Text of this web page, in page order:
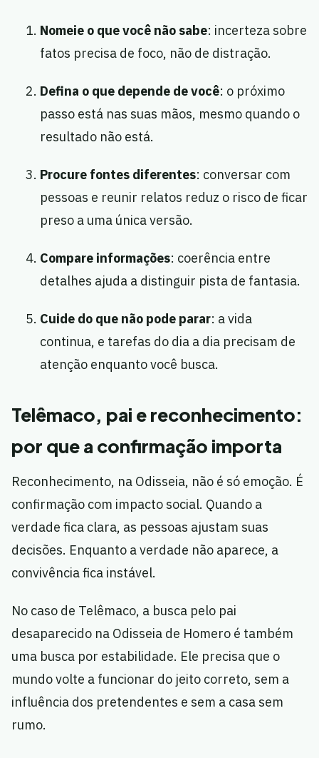
Nomeie o que você não sabe: incerteza sobre
fatos precisa de foco, não de distração.
Defina o que depende de você: o próximo
passo está nas suas mãos, mesmo quando o
resultado não está.
Procure fontes diferentes: conversar com
pessoas e reunir relatos reduz o risco de ficar
preso a uma única versão.
Compare informações: coerência entre
detalhes ajuda a distinguir pista de fantasia.
Cuide do que não pode parar: a vida
continua, e tarefas do dia a dia precisam de
atenção enquanto você busca.
Telêmaco, pai e reconhecimento:
por que a confirmação importa
Reconhecimento, na Odisseia, não é só emoção. É
confirmação com impacto social. Quando a
verdade fica clara, as pessoas ajustam suas
decisões. Enquanto a verdade não aparece, a
convivência fica instável.
No caso de Telêmaco, a busca pelo pai
desaparecido na Odisseia de Homero é também
uma busca por estabilidade. Ele precisa que o
mundo volte a funcionar do jeito correto, sem a
influência dos pretendentes e sem a casa sem
rumo.